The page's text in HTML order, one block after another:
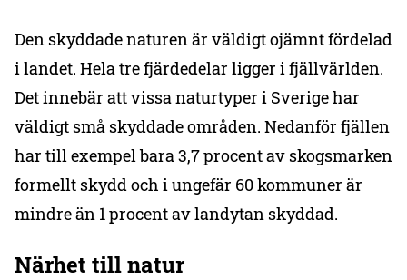
Den skyddade naturen är väldigt ojämnt fördelad
i landet. Hela tre fjärdedelar ligger i fjällvärlden.
Det innebär att vissa naturtyper i Sverige har
väldigt små skyddade områden. Nedanför fjällen
har till exempel bara 3,7 procent av skogsmarken
formellt skydd och i ungefär 60 kommuner är
mindre än 1 procent av landytan skyddad.
Närhet till natur